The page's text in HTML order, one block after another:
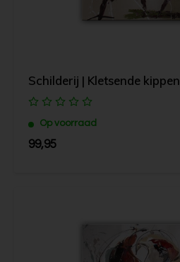
Schilderij | Kletsende kippen
Op voorraad
99,95